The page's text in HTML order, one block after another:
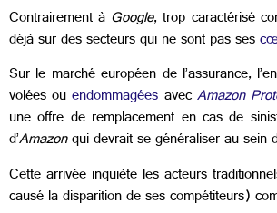
Contrairement à Google, trop caractérisé
déjà sur des secteurs qui ne sont pas ses
Sur le marché européen de l’assurance,
volées ouendommagées avecAmazon
une offre de remplacement en cas de
d’Amazonqui devrait se généraliser au sein
Cette arrivée inquiète les acteurs
causé la disparition de ses compétiteurs)